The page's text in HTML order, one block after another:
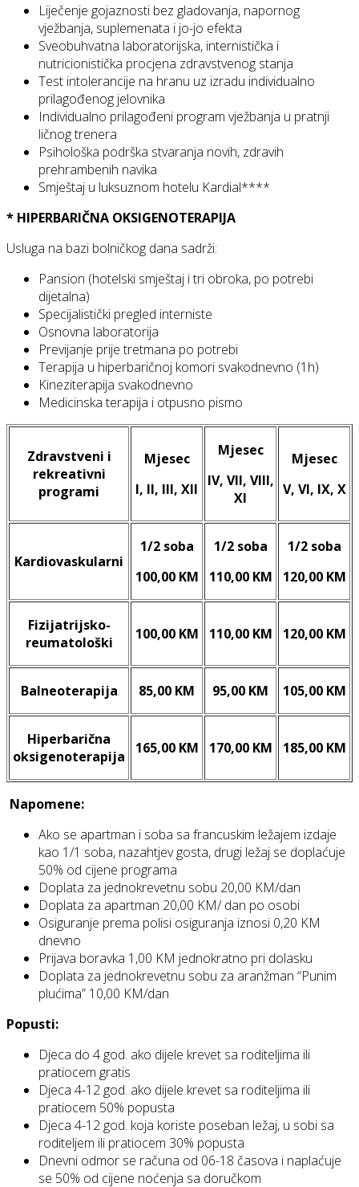
Liječenje gojaznosti bez gladovanja, napornog
vježbanja, suplemenata i jo-jo efekta
Sveobuhvatna laboratorijska, internistička i
nutricionistička procjena zdravstvenog stanja
Test intolerancije na hranu uz izradu individualno
prilagođenog jelovnika
Individualno prilagođeni program vježbanja u pratnji
ličnog trenera
Psihološka podrška stvaranja novih, zdravih
prehrambenih navika
Smještaj u luksuznom hotelu Kardial****
* HIPERBARIČNA OKSIGENOTERAPIJA
Usluga na bazi bolničkog dana sadrži:
Pansion (hotelski smještaj i tri obroka, po potrebi
dijetalna)
Specijalistički pregled interniste
Osnovna laboratorija
Previjanje prije tretmana po potrebi
Terapija u hiperbaričnoj komori svakodnevno (1h)
Kineziterapija svakodnevno
Medicinska terapija i otpusno pismo
Zdravstveni i
rekreativni
programi
Mjesec
I, II, III, XII
Mjesec
IV, VII, VIII,
XI
Mjesec
V, VI, IX, X
Kardiovaskularni
1/2 soba
100,00 KM
1/2 soba
110,00 KM
1/2 soba
120,00 KM
Fizijatrijsko-
reumatološki
100,00 KM 110,00 KM 120,00 KM
Balneoterapija 85,00 KM 95,00 KM 105,00 KM
Hiperbarična
oksigenoterapija
165,00 KM 170,00 KM 185,00 KM
Napomene:
Ako se apartman i soba sa francuskim ležajem izdaje
kao 1/1 soba, nazahtjev gosta, drugi ležaj se doplaćuje
50% od cijene programa
Doplata za jednokrevetnu sobu 20,00 KM/dan
Doplata za apartman 20,00 KM/ dan po osobi
Osiguranje prema polisi osiguranja iznosi 0,20 KM
dnevno
Prijava boravka 1,00 KM jednokratno pri dolasku
Doplata za jednokrevetnu sobu za aranžman “Punim
plućima” 10,00 KM/dan
Popusti:
Djeca do 4 god. ako dijele krevet sa roditeljima ili
pratiocem gratis
Djeca 4-12 god. ako dijele krevet sa roditeljima ili
pratiocem 50% popusta
Djeca 4-12 god. koja koriste poseban ležaj, u sobi sa
roditeljem ili pratiocem 30% popusta
Dnevni odmor se računa od 06-18 časova i naplaćuje
se 50% od cijene noćenja sa doručkom